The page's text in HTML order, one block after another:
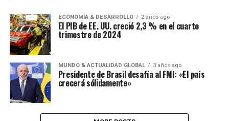
ECONOMÍA & DESARROLLO 2 años ago
El PIB de EE. UU. creció 2,3 % en el cuarto
trimestre de 2024
MUNDO & ACTUALIDAD GLOBAL 3 años ago
Presidente de Brasil desafía al FMI: «El país
crecerá sólidamente»